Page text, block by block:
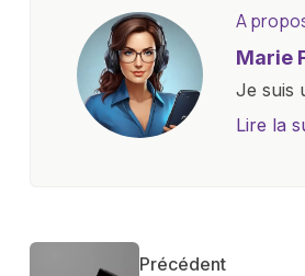
A
Marie
Je suis
un site
Lire la
Précédent